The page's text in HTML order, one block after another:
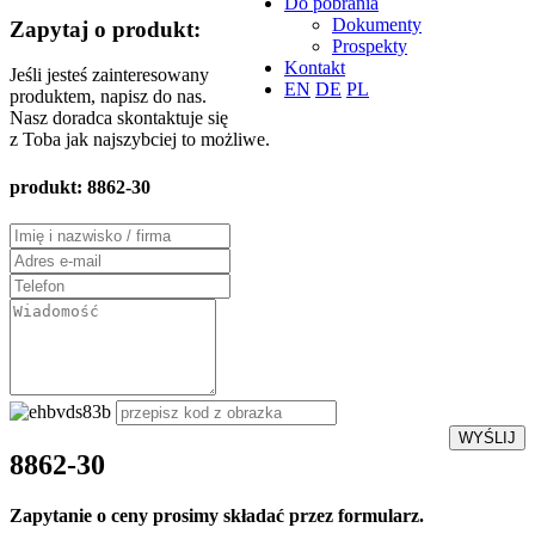
Dokumenty
Prospekty
Kontakt
EN DE PL
Zapytaj o produkt:
Jeśli jesteś zainteresowany
produktem, napisz do nas.
Nasz doradca skontaktuje się
z Toba jak najszybciej to możliwe.
produkt: 8862-30
WYŚLIJ
8862-30
Zapytanie o ceny prosimy składać przez formularz.